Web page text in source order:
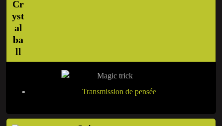
Transmission de pensée